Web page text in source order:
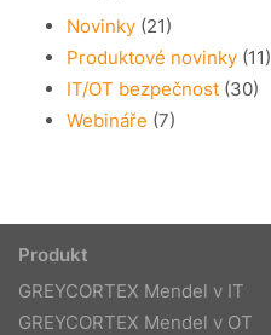
Novinky (21)
Produktové novinky (11)
IT/OT bezpečnost (30)
Webináře (7)
Produkt
GREYCORTEX Mendel v IT
GREYCORTEX Mendel v OT